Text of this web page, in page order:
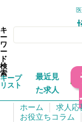
キ
ー
ワ
ー
ド
検
索
キープ
リスト
最近見
た求人
ホーム 求人応
お役立ちコラム